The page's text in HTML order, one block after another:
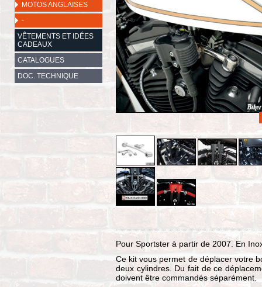
MOTOS ANGLAISES
-
VÊTEMENTS ET IDÉES
CADEAUX
CATALOGUES
DOC. TECHNIQUE
Pour Sportster à partir de 2007. En
Ce kit vous permet de déplacer votre
deux cylindres. Du fait de ce
doivent être commandés séparément.